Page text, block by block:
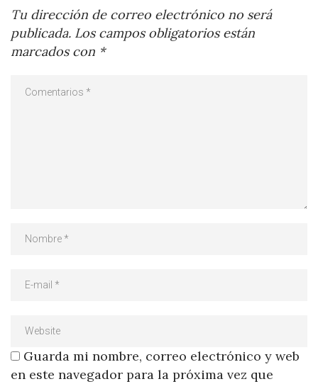
Tu dirección de correo electrónico no será
publicada. Los campos obligatorios están
marcados con *
Guarda mi nombre, correo electrónico y web
en este navegador para la próxima vez que